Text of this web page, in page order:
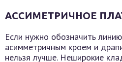
АССИМЕТРИЧНОЕ
Если нужно обозначить
асимметричным кроем и
нельзя лучше. Неширокие